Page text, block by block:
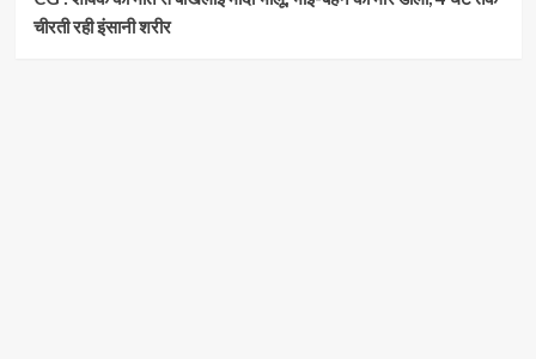
चीरती रही इंसानी शरीर